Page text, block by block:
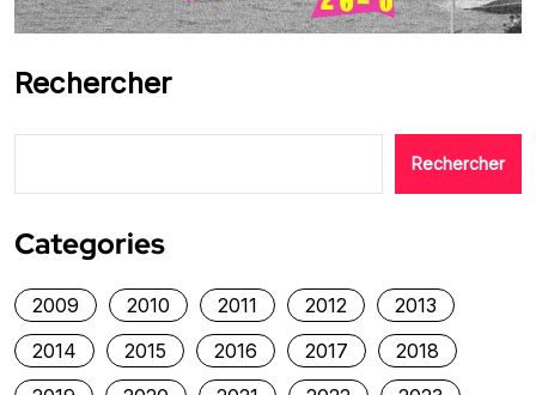
Rechercher
Rechercher
Categories
2009 2010 2011 2012
2013
2014
2015 2016 2017
2018